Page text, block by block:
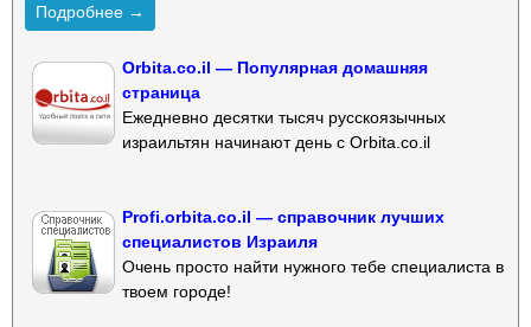
Подробнее →
Orbita.co.il — Популярная домашняя
страница
Ежедневно десятки тысяч русскоязычных
израильтян начинают день с Orbita.co.il
Profi.orbita.co.il — справочник лучших
специалистов Израиля
Очень просто найти нужного тебе специалиста в
твоем городе!